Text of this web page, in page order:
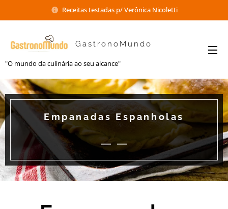
Receitas testadas p/ Verônica Nicoletti
GastronoMundo
"O mundo da culinária ao seu alcance"
Empanadas Espanholas